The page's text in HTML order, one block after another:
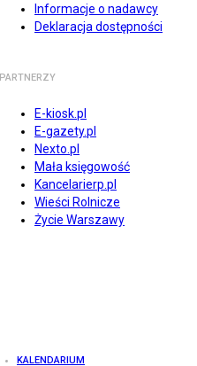
Informacje o nadawcy
Deklaracja dostępności
PARTNERZY
E-kiosk.pl
E-gazety.pl
Nexto.pl
Mała księgowość
Kancelarierp.pl
Wieści Rolnicze
Życie Warszawy
KALENDARIUM